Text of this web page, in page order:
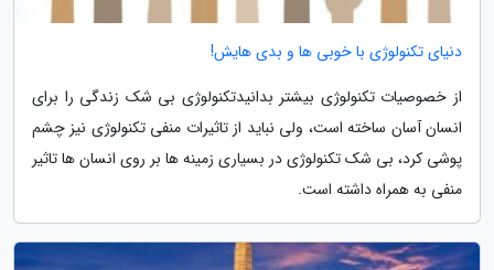
دنیای تکنولوژی با خوبی ها و بدی هایش!
از خصوصیات تکنولوژی بیشتر بدانیدتکنولوژی بی شک زندگی را برای
انسان آسان ساخته است، ولی نباید از تاثیرات منفی تکنولوژی نیز چشم
پوشی کرد، بی شک تکنولوژی در بسیاری زمینه ها بر روی انسان ها تاثیر
منفی به همراه داشته است.